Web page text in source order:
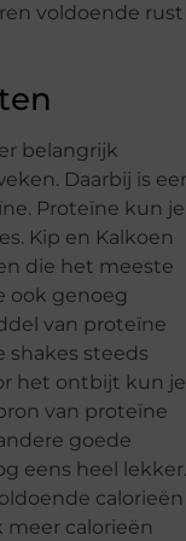
voldoende rust
belangrijk
Daarbij is
Proteïne kun je
Kip en Kalkoen
die het meeste
ook genoeg
van proteïne
shakes steeds
het ontbijt kun je
van proteïne
goede
eens heel lekker.
calorieën
meer calorieën